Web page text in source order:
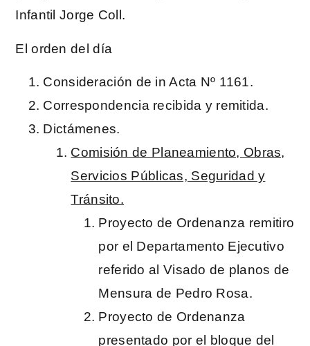
Infantil Jorge Coll.
El orden del día
Consideración de in Acta Nº 1161.
Correspondencia recibida y remitida.
Dictámenes.
Comisión de Planeamiento, Obras,
Servicios Públicas, Seguridad y
Tránsito.
Proyecto de Ordenanza remitiro
por el Departamento Ejecutivo
referido al Visado de planos de
Mensura de Pedro Rosa.
Proyecto de Ordenanza
presentado por el bloque del